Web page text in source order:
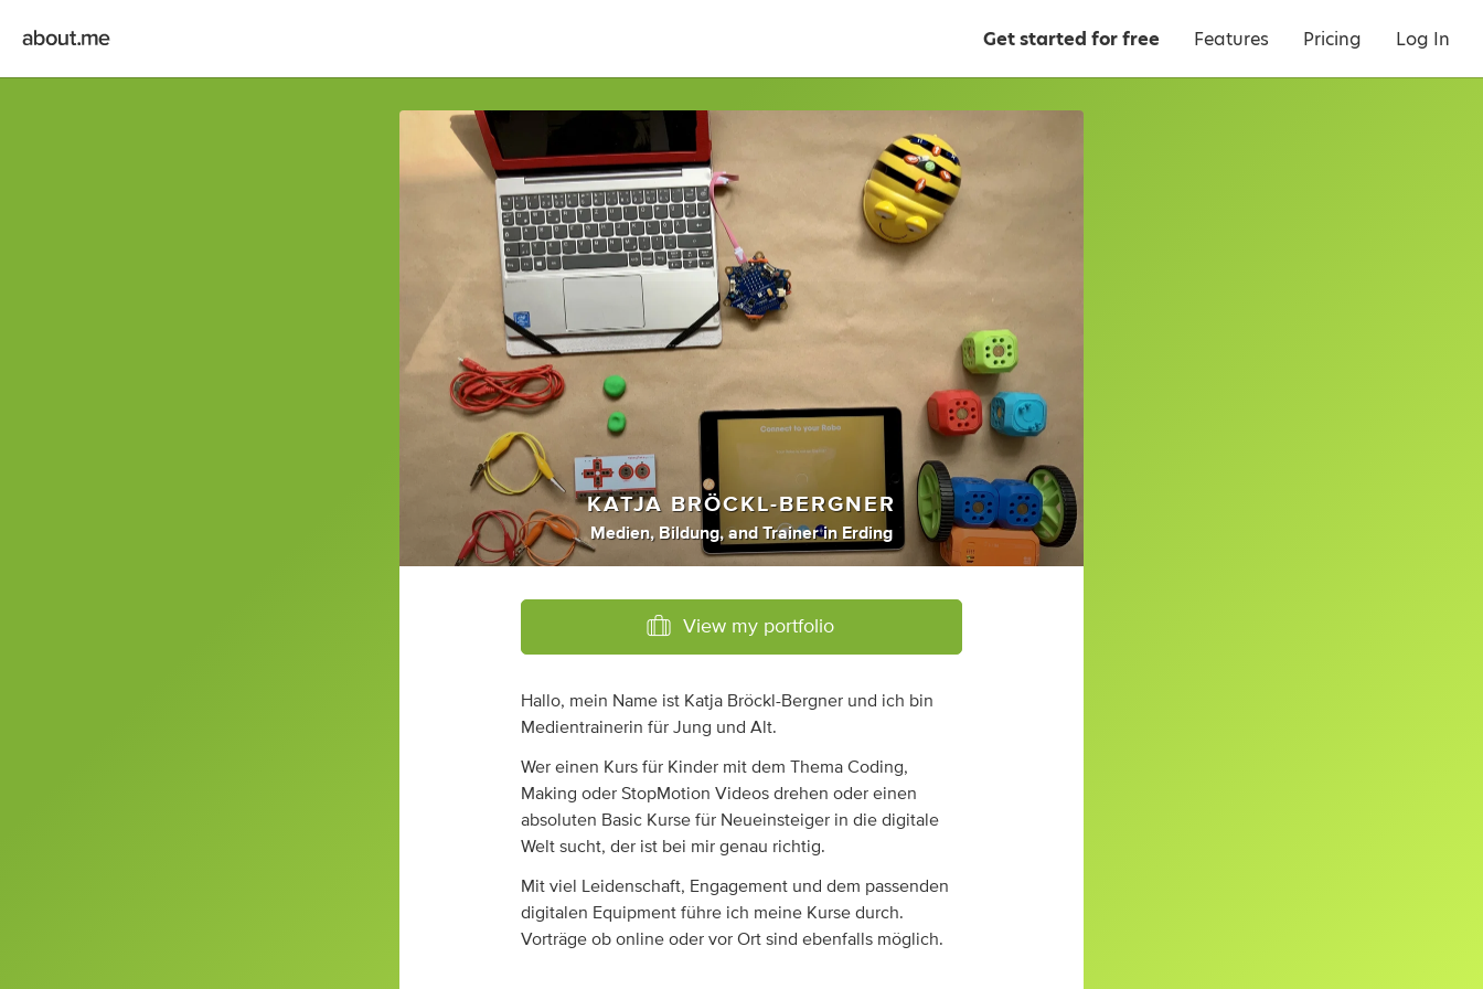
Get started for free Features Pricing Log In
KATJA BRÖCKL-BERGNER
Medien, Bildung, andTrainer in Erding
View my portfolio
Hallo, mein Name ist Katja Bröckl-Bergner und ich bin
Medientrainerin für Jung und Alt.
Wer einen Kurs für Kinder mit dem Thema Coding,
Making oder StopMotion Videos drehen oder einen
absoluten Basic Kurse für Neueinsteiger in die digitale
Welt sucht, der ist bei mir genau richtig.
Mit viel Leidenschaft, Engagement und dem passenden
digitalen Equipment führe ich meine Kurse durch.
Vorträge ob online oder vor Ort sind ebenfalls möglich.